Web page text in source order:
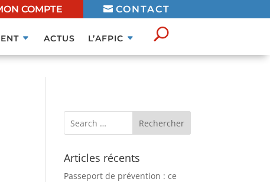
CONTACT
COMPTE
ACTUS L’AFPIC
Articles récents
Passeport de prévention : ce